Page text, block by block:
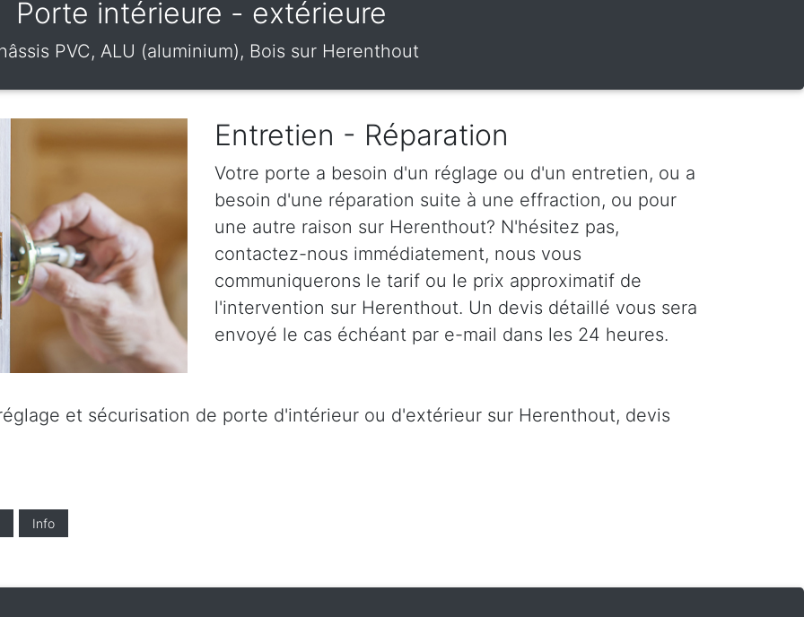
Porte intérieure - extérieure
PVC, ALU (aluminium), Bois sur Herenthout
Entretien - Réparation
Votre porte a besoin d'un réglage ou d'un entretien, ou a
besoin d'une réparation suite à une effraction, ou pour
une autre raison sur Herenthout? N'hésitez pas,
contactez-nous immédiatement, nous vous
communiquerons le tarif ou le prix approximatif de
l'intervention sur Herenthout. Un devis détaillé vous sera
envoyé le cas échéant par e-mail dans les 24 heures.
et sécurisation de porte d'intérieur ou d'extérieur sur Herenthout, devis
Info